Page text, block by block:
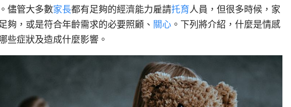
儘管大多數家長都有足夠的經濟能力雇請托育人員，但很多時候，家
夠，或是符合年齡需求的必要照顧、 關心 。下列將介紹，什麼是情感
些症狀及造成什麼影響。